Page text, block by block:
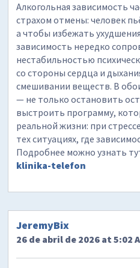
Алкогольная зависимость
страхом отмены: человек
а чтобы избежать
зависимость нередко
нестабильностью
со стороны сердца и
смешивании веществ. В
— не только остановить
выстроить программу,
реальной жизни: при
тех ситуациях, где
Подробнее можно узнать
klinika-telefon
JeremyBix
26 de abril de 2026 at 5:02